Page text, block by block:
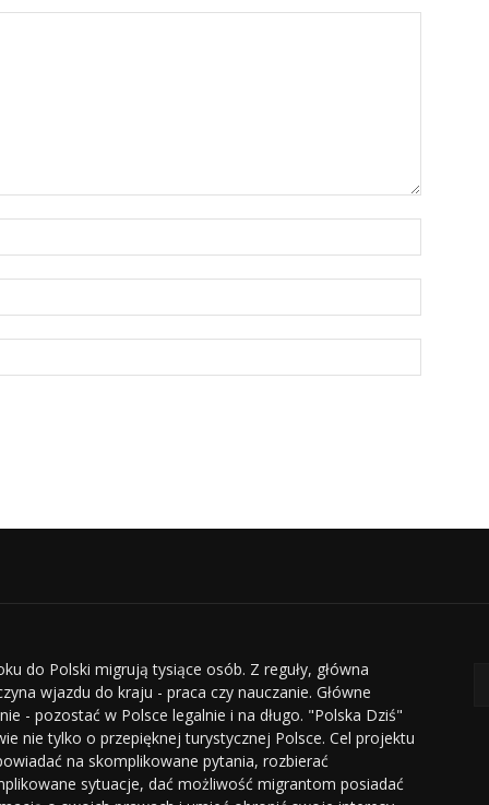
do Polski migrują tysiące osób. Z reguły, główna
wjazdu do kraju - praca czy nauczanie. Główne
- pozostać w Polsce legalnie i na długo. "Polska Dziś"
nie tylko o przepięknej turystycznej Polsce. Cel projektu
na skomplikowane pytania, rozbierać
sytuacje, dać możliwość migrantom posiadać